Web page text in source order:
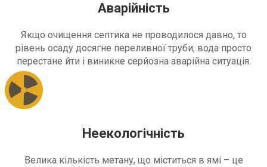
Аварійність
Якщо очищення септика не проводилося давно, то
рівень осаду досягне переливної труби, вода просто
перестане йти і виникне серйозна аварійна ситуація.
Неекологічність
Велика кількість метану, що міститься в ямі – це